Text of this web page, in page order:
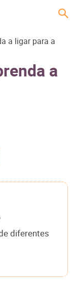
a ligar para a
a
diferentes